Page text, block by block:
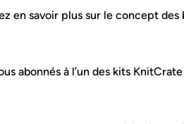
en savoir plus sur le concept
abonnés à l’un des kits